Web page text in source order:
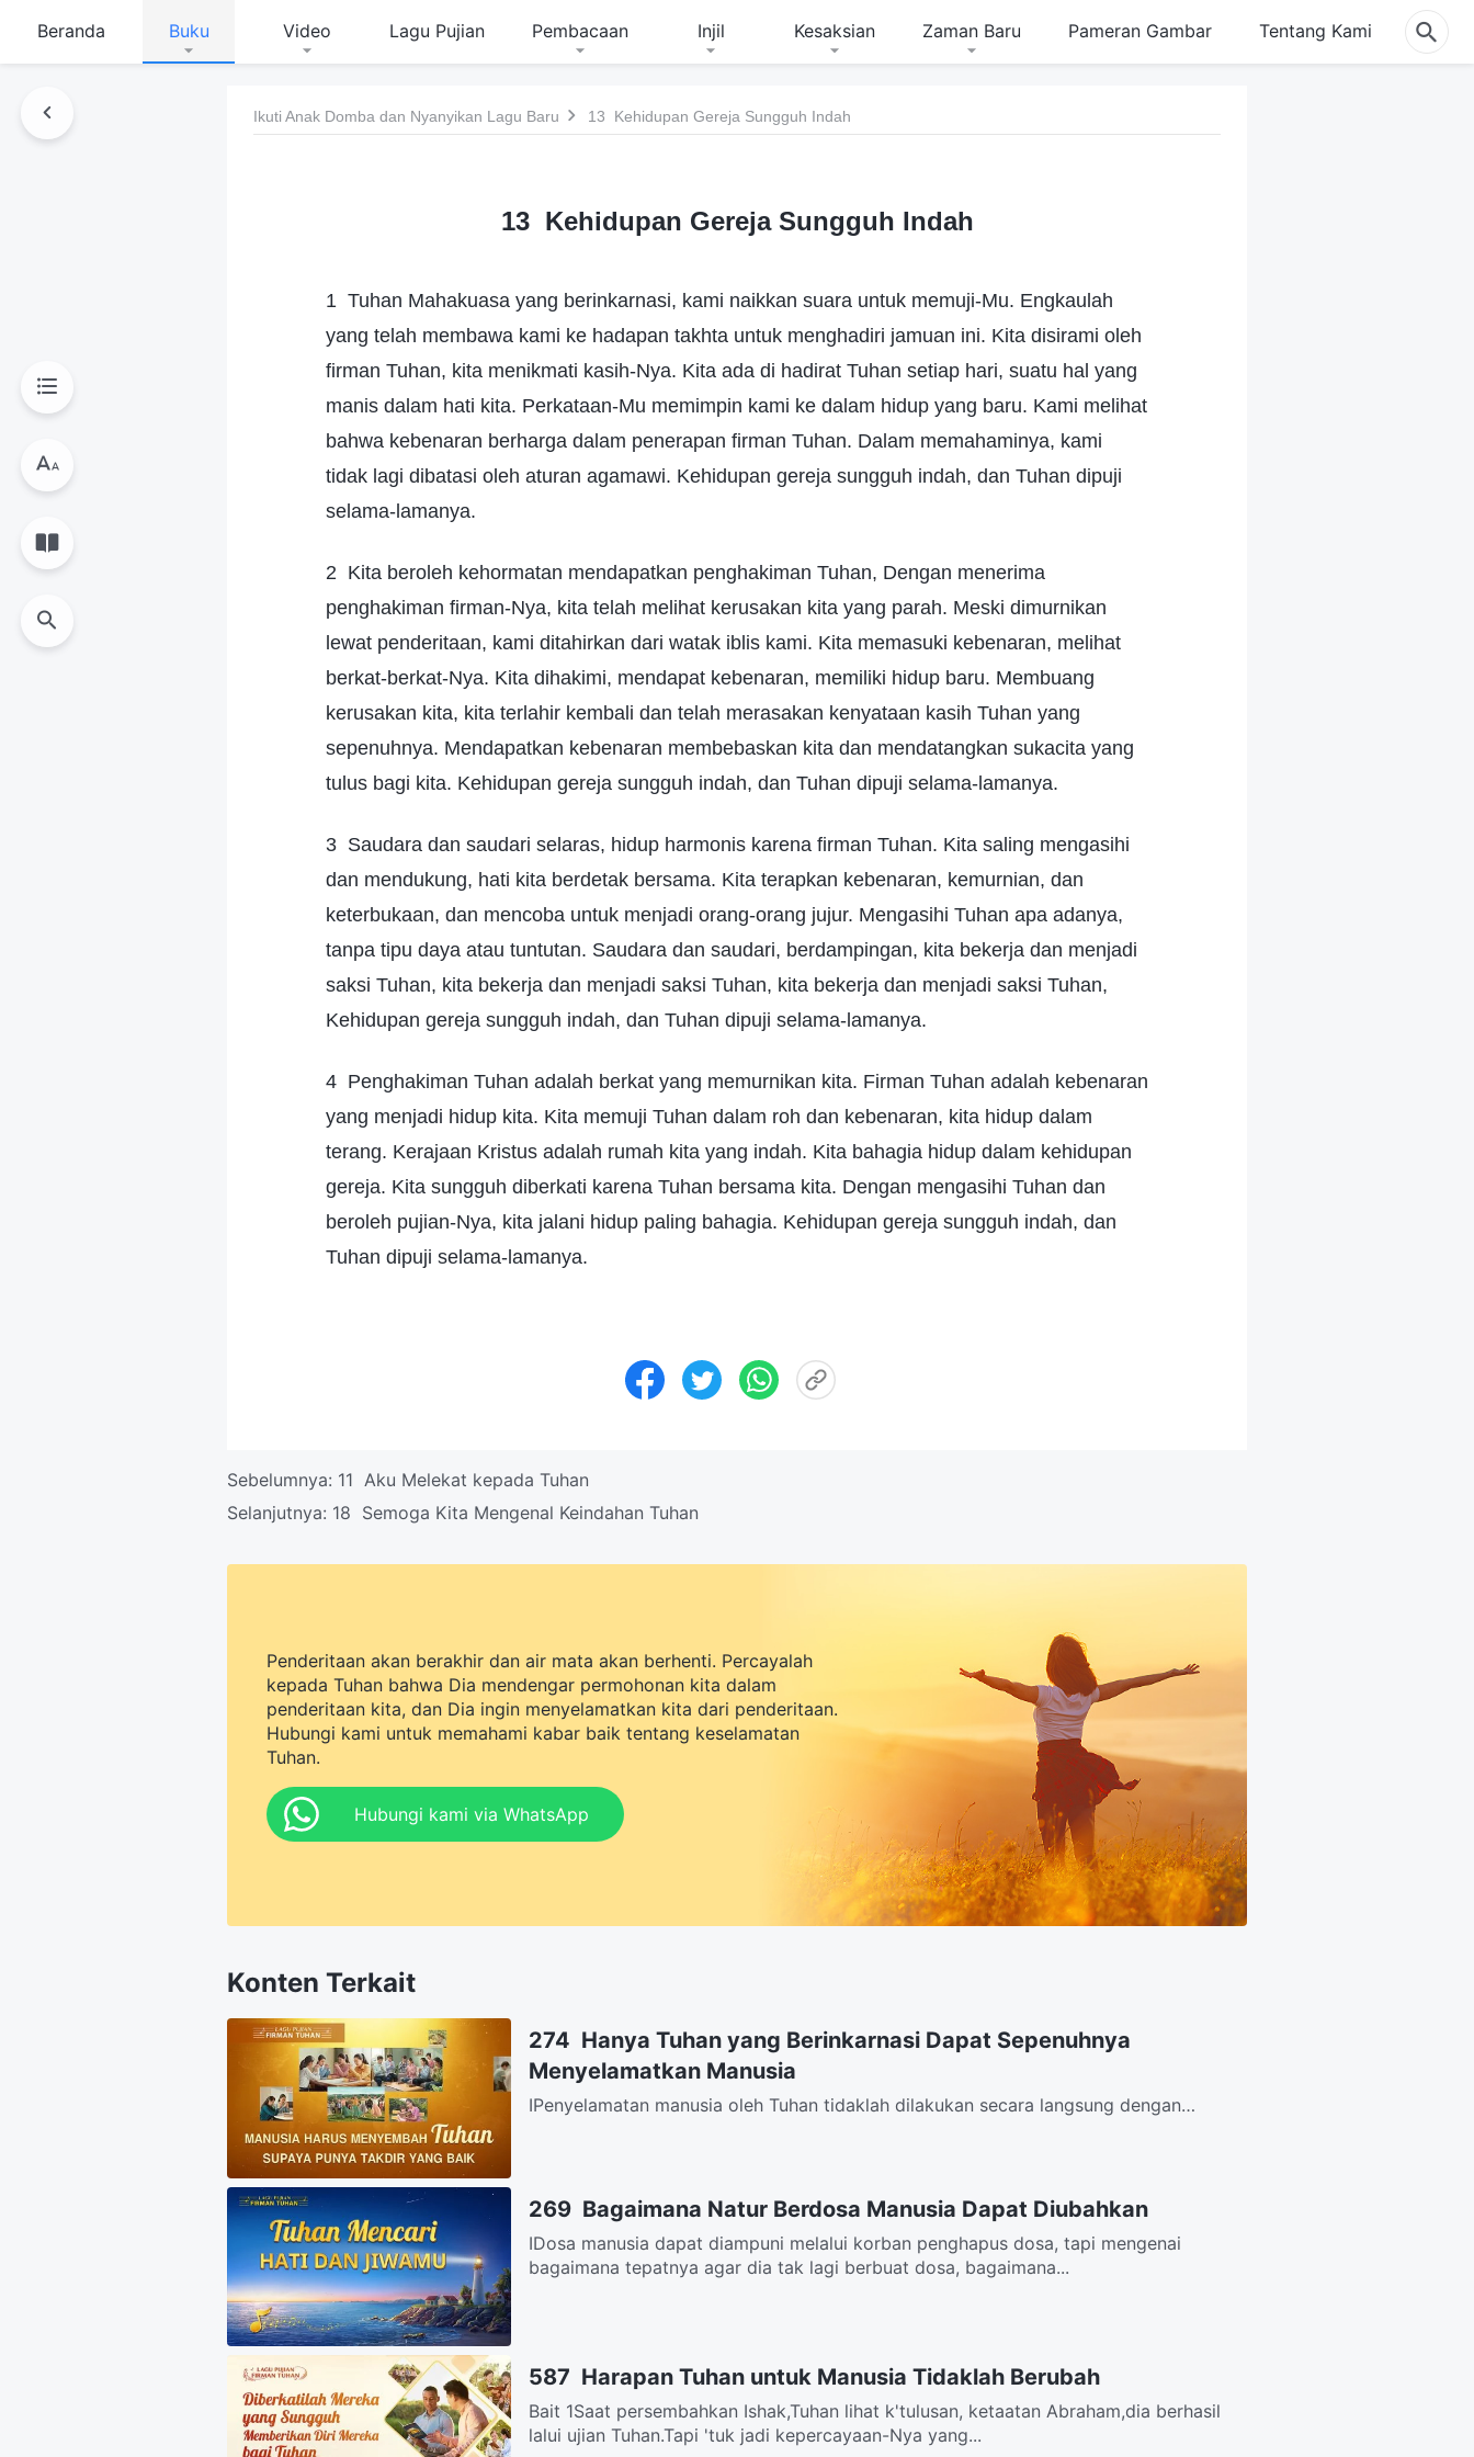
Beranda Buku Video Lagu Pujian Pembacaan Injil Kesaksian Zaman Baru Pameran Gambar Tentang Kami
Ikuti Anak Domba dan Nyanyikan Lagu Baru 13 Kehidupan Gereja Sungguh Indah
13 Kehidupan Gereja Sungguh Indah
1 Tuhan Mahakuasa yang berinkarnasi, kami naikkan suara untuk memuji-Mu. Engkaulah
yang telah membawa kami ke hadapan takhta untuk menghadiri jamuan ini. Kita disirami oleh
firman Tuhan, kita menikmati kasih-Nya. Kita ada di hadirat Tuhan setiap hari, suatu hal yang
manis dalam hati kita. Perkataan-Mu memimpin kami ke dalam hidup yang baru. Kami melihat
bahwa kebenaran berharga dalam penerapan firman Tuhan. Dalam memahaminya, kami
tidak lagi dibatasi oleh aturan agamawi. Kehidupan gereja sungguh indah, dan Tuhan dipuji
selama-lamanya.
2 Kita beroleh kehormatan mendapatkan penghakiman Tuhan, Dengan menerima
penghakiman firman-Nya, kita telah melihat kerusakan kita yang parah. Meski dimurnikan
lewat penderitaan, kami ditahirkan dari watak iblis kami. Kita memasuki kebenaran, melihat
berkat-berkat-Nya. Kita dihakimi, mendapat kebenaran, memiliki hidup baru. Membuang
kerusakan kita, kita terlahir kembali dan telah merasakan kenyataan kasih Tuhan yang
sepenuhnya. Mendapatkan kebenaran membebaskan kita dan mendatangkan sukacita yang
tulus bagi kita. Kehidupan gereja sungguh indah, dan Tuhan dipuji selama-lamanya.
3 Saudara dan saudari selaras, hidup harmonis karena firman Tuhan. Kita saling mengasihi
dan mendukung, hati kita berdetak bersama. Kita terapkan kebenaran, kemurnian, dan
keterbukaan, dan mencoba untuk menjadi orang-orang jujur. Mengasihi Tuhan apa adanya,
tanpa tipu daya atau tuntutan. Saudara dan saudari, berdampingan, kita bekerja dan menjadi
saksi Tuhan, kita bekerja dan menjadi saksi Tuhan, kita bekerja dan menjadi saksi Tuhan,
Kehidupan gereja sungguh indah, dan Tuhan dipuji selama-lamanya.
4 Penghakiman Tuhan adalah berkat yang memurnikan kita. Firman Tuhan adalah kebenaran
yang menjadi hidup kita. Kita memuji Tuhan dalam roh dan kebenaran, kita hidup dalam
terang. Kerajaan Kristus adalah rumah kita yang indah. Kita bahagia hidup dalam kehidupan
gereja. Kita sungguh diberkati karena Tuhan bersama kita. Dengan mengasihi Tuhan dan
beroleh pujian-Nya, kita jalani hidup paling bahagia. Kehidupan gereja sungguh indah, dan
Tuhan dipuji selama-lamanya.
Sebelumnya: 11 Aku Melekat kepada Tuhan
Selanjutnya: 18 Semoga Kita Mengenal Keindahan Tuhan
Penderitaan akan berakhir dan air mata akan berhenti. Percayalah
kepada Tuhan bahwa Dia mendengar permohonan kita dalam
penderitaan kita, dan Dia ingin menyelamatkan kita dari penderitaan.
Hubungi kami untuk memahami kabar baik tentang keselamatan
Tuhan.
Hubungi kami via WhatsApp
Konten Terkait
274 Hanya Tuhan yang Berinkarnasi Dapat Sepenuhnya
Menyelamatkan Manusia
IPenyelamatan manusia oleh Tuhan tidaklah dilakukan secara langsung dengan
269 Bagaimana Natur Berdosa Manusia Dapat Diubahkan
IDosa manusia dapat diampuni melalui korban penghapus dosa, tapi mengenai
bagaimana tepatnya agar dia tak lagi berbuat dosa, bagaimana...
587 Harapan Tuhan untuk Manusia Tidaklah Berubah
Bait 1Saat persembahkan Ishak,Tuhan lihat k'tulusan, ketaatan Abraham,dia berhasil
lalui ujian Tuhan.Tapi 'tuk jadi kepercayaan-Nya yang...